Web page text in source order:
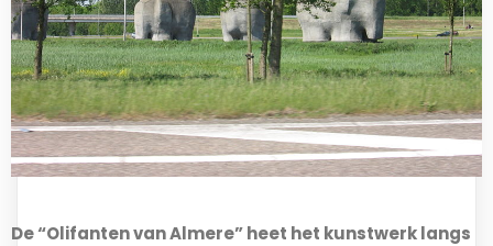
De “Olifanten van Almere” heet het kunstwerk langs